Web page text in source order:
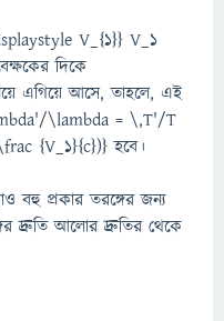
V_{1}} V_1
দিকে
এগিয়ে আসে, তাহলে, এই
\lambda = \,T'/T
{V_1}{c})} হবে।
বহু প্রকার তরঙ্গের জন্য
দ্রুতি আলোর দ্রুতির থেকে